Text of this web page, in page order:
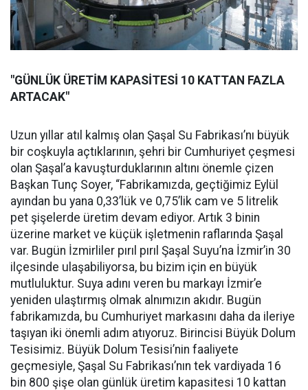
"GÜNLÜK ÜRETİM KAPASİTESİ 10 KATTAN FAZLA
ARTACAK"
Uzun yıllar atıl kalmış olan Şaşal Su Fabrikası’nı büyük
bir coşkuyla açtıklarının, şehri bir Cumhuriyet çeşmesi
olan Şaşal’a kavuşturduklarının altını önemle çizen
Başkan Tunç Soyer, “Fabrikamızda, geçtiğimiz Eylül
ayından bu yana 0,33’lük ve 0,75’lik cam ve 5 litrelik
pet şişelerde üretim devam ediyor. Artık 3 binin
üzerine market ve küçük işletmenin raflarında Şaşal
var. Bugün İzmirliler pırıl pırıl Şaşal Suyu’na İzmir’in 30
ilçesinde ulaşabiliyorsa, bu bizim için en büyük
mutluluktur. Suya adını veren bu markayı İzmir’e
yeniden ulaştırmış olmak alnımızın akıdır. Bugün
fabrikamızda, bu Cumhuriyet markasını daha da ileriye
taşıyan iki önemli adım atıyoruz. Birincisi Büyük Dolum
Tesisimiz. Büyük Dolum Tesisi’nin faaliyete
geçmesiyle, Şaşal Su Fabrikası’nın tek vardiyada 16
bin 800 şişe olan günlük üretim kapasitesi 10 kattan